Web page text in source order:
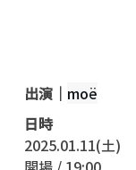
出演｜ moë
日時
2025.01.11(土)